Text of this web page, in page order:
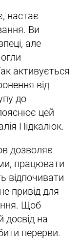
настає
Ви
але
активується
від
до
цей
Підкалюк.
дозволяє
працювати
відпочивати
привід для
Щоб
на
перерви.